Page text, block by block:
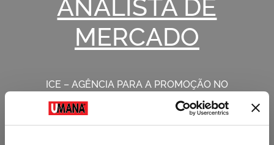
ANALISTA DE
MERCADO
ICE – AGÊNCIA PARA A PROMOÇÃO NO
EXTERIOR E A INTERNACIONALIZAÇÃO DAS
EMPRESAS ITALIANAS (ITA – ITALIAN TRADE